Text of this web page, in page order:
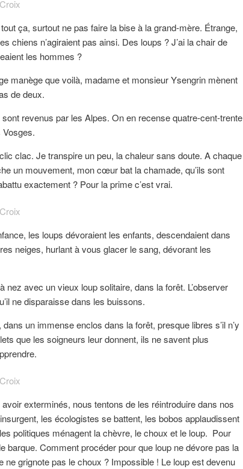
ça, surtout ne pas faire la bise à la grand-mère. Étrange,
chiens n’agiraient pas ainsi. Des loups ? J’ai la chair de
les hommes ?
manège que voilà, madame et monsieur Ysengrin mènent
de deux.
revenus par les Alpes. On en recense quatre-cent-trente
Vosges.
clac. Je transpire un peu, la chaleur sans doute. A chaque
un mouvement, mon cœur bat la chamade, qu’ils sont
exactement ? Pour la prime c’est vrai.
les loups dévoraient les enfants, descendaient dans
neiges, hurlant à vous glacer le sang, dévorant les
nez avec un vieux loup solitaire, dans la forêt. L’observer
ne disparaisse dans les buissons.
un immense enclos dans la forêt, presque libres s’il n’y
que les soigneurs leur donnent, ils ne savent plus
exterminés, nous tentons de les réintroduire dans nos
les écologistes se battent, les bobos applaudissent
politiques ménagent la chèvre, le choux et le loup. Pour
barque. Comment procéder pour que loup ne dévore pas la
ne grignote pas le choux ? Impossible ! Le loup est devenu